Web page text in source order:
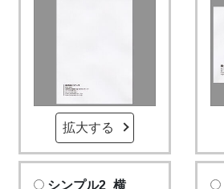
拡大する
シンプル2_横